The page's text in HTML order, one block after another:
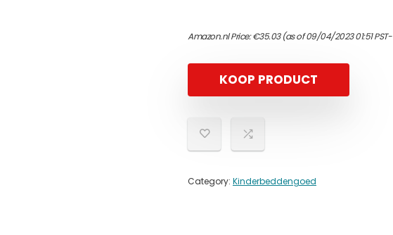
Amazon.nl Price:€35.03(as of 09/04/2023 01:51 PST-
KOOP PRODUCT
Category: Kinderbeddengoed